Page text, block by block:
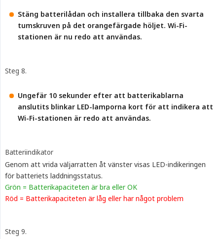
Stäng batterilådan och installera tillbaka den svarta
tumskruven på det orangefärgade höljet. Wi-Fi-
stationen är nu redo att användas.
Steg 8.
Ungefär 10 sekunder efter att batterikablarna
anslutits blinkar LED-lamporna kort för att indikera att
Wi-Fi-stationen är redo att användas.
Batteriindikator
Genom att vrida väljarratten åt vänster visas LED-indikeringen
för batteriets laddningsstatus.
Grön = Batterikapaciteten är bra eller OK
Röd = Batterikapaciteten är låg eller har något problem
Steg 9.